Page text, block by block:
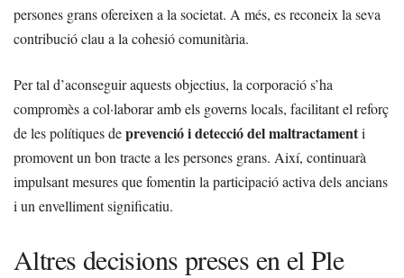
persones grans ofereixen a la societat. A més, es reconeix la seva
contribució clau a la cohesió comunitària.
Per tal d’aconseguir aquests objectius, la corporació s’ha
compromès a col·laborar amb els governs locals, facilitant el reforç
de les polítiques deprevenció i detecció del maltractamenti
promovent un bon tracte a les persones grans. Així, continuarà
impulsant mesures que fomentin la participació activa dels ancians
i un envelliment significatiu.
Altres decisions preses en el Ple